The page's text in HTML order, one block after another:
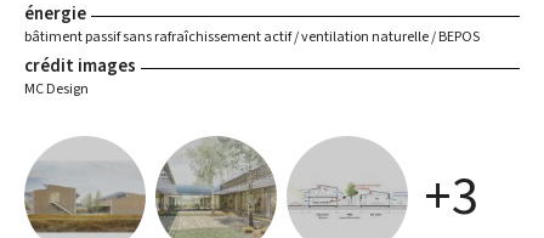
énergie
bâtiment passif sans rafraîchissement actif / ventilation naturelle / BEPOS
crédit images
MC Design
+3